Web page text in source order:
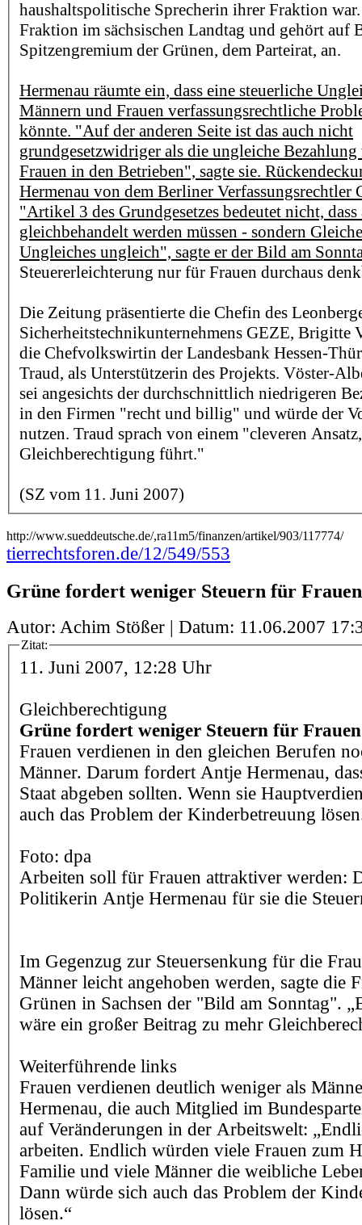
haushaltspolitische Sprecherin ihrer Fraktion
Fraktion im sächsischen Landtag und gehört auf
Spitzengremium der Grünen, dem Parteirat, an.
Hermenau räumte ein, dass eine steuerliche
Männern und Frauen verfassungsrechtliche
könnte. "Auf der anderen Seite ist das auch nicht
grundgesetzwidriger als die ungleiche
Frauen in den Betrieben", sagte sie.
Hermenau von dem Berliner Verfassungsrechtler
"Artikel 3 des Grundgesetzes bedeutet nicht, dass
gleichbehandelt werden müssen - sondern
Ungleiches ungleich", sagte er der Bild am
Steuererleichterung nur für Frauen durchaus
Die Zeitung präsentierte die Chefin des
Sicherheitstechnikunternehmens GEZE, Brigitte
die Chefvolkswirtin der Landesbank Hessen-
Traud, als Unterstützerin des Projekts. Vöster-
sei angesichts der durchschnittlich niedrigeren
in den Firmen "recht und billig" und würde der
nutzen. Traud sprach von einem "cleveren
Gleichberechtigung führt."
(SZ vom 11. Juni 2007)
http://www.sueddeutsche.de/,ra11m5/finanzen/artikel/903/117774/
tierrechtsforen.de/12/549/553
Grüne fordert weniger Steuern für Frauen
Autor: Achim Stößer | Datum: 11.06.2007
Zitat:
11. Juni 2007, 12:28 Uhr
Gleichberechtigung
Grüne fordert weniger Steuern für Frauen
Frauen verdienen in den gleichen Berufen
Männer. Darum fordert Antje Hermenau,
Staat abgeben sollten. Wenn sie
auch das Problem der Kinderbetreuung
Foto: dpa
Arbeiten soll für Frauen attraktiver werden:
Politikerin Antje Hermenau für sie die
Im Gegenzug zur Steuersenkung für die
Männer leicht angehoben werden, sagte die
Grünen in Sachsen der "Bild am Sonntag".
wäre ein großer Beitrag zu mehr
Weiterführende links
Frauen verdienen deutlich weniger als
Hermenau, die auch Mitglied im
auf Veränderungen in der Arbeitswelt:
arbeiten. Endlich würden viele Frauen zum
Familie und viele Männer die weibliche
Dann würde sich auch das Problem der
lösen.“